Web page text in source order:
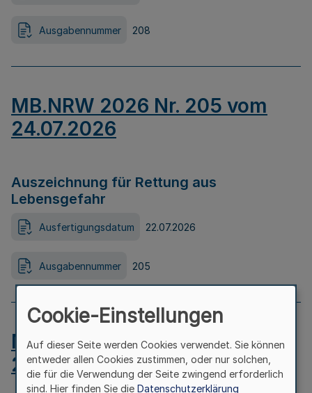
Ausgabennummer 208
MB.NRW 2026 Nr. 205 vom
24.07.2026
Auszeichnung für Rettung aus
Lebensgefahr
Ausfertigungsdatum 22.07.2026
Ausgabennummer 205
MB.NRW 2026 Nr. 204 vom
24.07.2026
Cookie-Einstellungen
Auf dieser Seite werden Cookies verwendet. Sie können
entweder allen Cookies zustimmen, oder nur solchen,
die für die Verwendung der Seite zwingend erforderlich
sind. Hier finden Sie die Datenschutzerklärung